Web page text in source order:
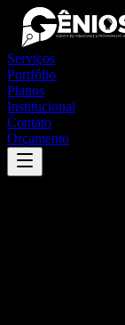
Serviços
Portfólio
Planos
Institucional
Contato
Orçamento